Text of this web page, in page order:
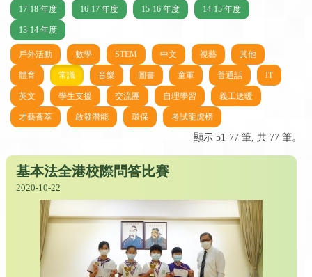
17-18 年度 16-17 年度 15-16 年度 14-15 年度
13-14 年度
戶外活動 數學 STEM 中文 視藝 其他
體育 常識 音樂 圖書 童軍 普通話 IT
英文 學生支援 交流團 自理學習 義工送暖
才藝薈萃 啟發潛能 環保 考試龍虎榜
顯示 51-77 筆, 共 77 筆。
基本法全港校際問答比賽
2020-10-22